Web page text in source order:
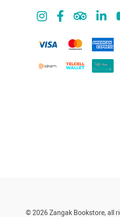
© 2026 Zangak Bookstore, all